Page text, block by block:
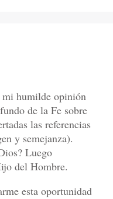
mi humilde opinión
de la Fe sobre
las referencias
y semejanza).
Luego
del Hombre.
esta oportunidad